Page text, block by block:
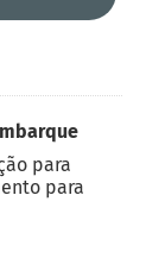
para
para